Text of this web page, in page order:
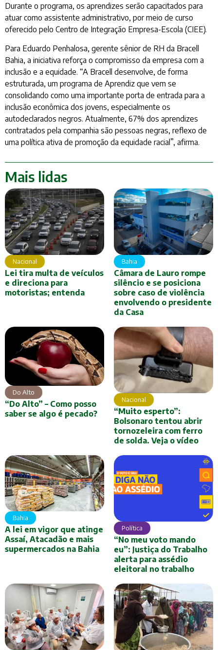
Durante o programa, os aprendizes serão capacitados para
atuar como assistente administrativo, por meio de curso
oferecido pelo Centro de Integração Empresa-Escola (CIEE).
Para Eduardo Penhalosa, gerente sênior de RH da Bracell
Bahia, a iniciativa reforça o compromisso da empresa com a
inclusão e a equidade. “A Bracell desenvolve, de forma
estruturada, um programa de Aprendiz que vem se
consolidando como uma importante porta de entrada para a
inclusão econômica dos jovens, especialmente os
autodeclarados negros. Atualmente, 67% dos aprendizes
contratados pela companhia são pessoas negras, reflexo de
uma política ativa de promoção da equidade racial”, afirma.
Mais lidas
Nacional
Lei tira multa de veículos
e direciona para
motoristas; entenda
Bahia
Câmara de Lauro rompe
silêncio e se posiciona
sobre caso de violência
envolvendo o presidente
da Casa
Do Alto
“Do Alto” – Como posso
saber se algo é pecado?
Nacional
“Muito esperto”:
Bolsonaro tentou abrir
tornozeleira com ferro
de solda. Veja o vídeo
Bahia
A lei em vigor que atinge
Assaí, Atacadão e mais
supermercados na Bahia
Política
“No meu voto mando
eu”: Justiça do Trabalho
alerta para assédio
eleitoral no trabalho